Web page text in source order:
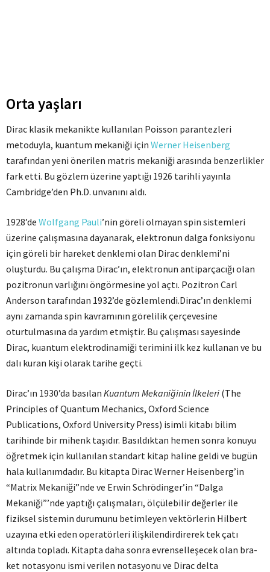
Orta yaşları
Dirac klasik mekanikte kullanılan Poisson parantezleri
metoduyla, kuantum mekaniği için Werner Heisenberg
tarafından yeni önerilen matris mekaniği arasında benzerlikler
fark etti. Bu gözlem üzerine yaptığı 1926 tarihli yayınla
Cambridge’den Ph.D. unvanını aldı.
1928’de Wolfgang Pauli’nin göreli olmayan spin sistemleri
üzerine çalışmasına dayanarak, elektronun dalga fonksiyonu
için göreli bir hareket denklemi olan Dirac denklemi’ni
oluşturdu. Bu çalışma Dirac’ın, elektronun antiparçacığı olan
pozitronun varlığını öngörmesine yol açtı. Pozitron Carl
Anderson tarafından 1932’de gözlemlendi.Dirac’ın denklemi
aynı zamanda spin kavramının görelilik çerçevesine
oturtulmasına da yardım etmiştir. Bu çalışması sayesinde
Dirac, kuantum elektrodinamiği terimini ilk kez kullanan ve bu
dalı kuran kişi olarak tarihe geçti.
Dirac’ın 1930’da basılan Kuantum Mekaniğinin İlkeleri (The
Principles of Quantum Mechanics, Oxford Science
Publications, Oxford University Press) isimli kitabı bilim
tarihinde bir mihenk taşıdır. Basıldıktan hemen sonra konuyu
öğretmek için kullanılan standart kitap haline geldi ve bugün
hala kullanımdadır. Bu kitapta Dirac Werner Heisenberg’in
“Matrix Mekaniği”nde ve Erwin Schrödinger’in “Dalga
Mekaniği”’nde yaptığı çalışmaları, ölçülebilir değerler ile
fiziksel sistemin durumunu betimleyen vektörlerin Hilbert
uzayına etki eden operatörleri ilişkilendirdirerek tek çatı
altında topladı. Kitapta daha sonra evrenselleşecek olan bra-
ket notasyonu ismi verilen notasyonu ve Dirac delta